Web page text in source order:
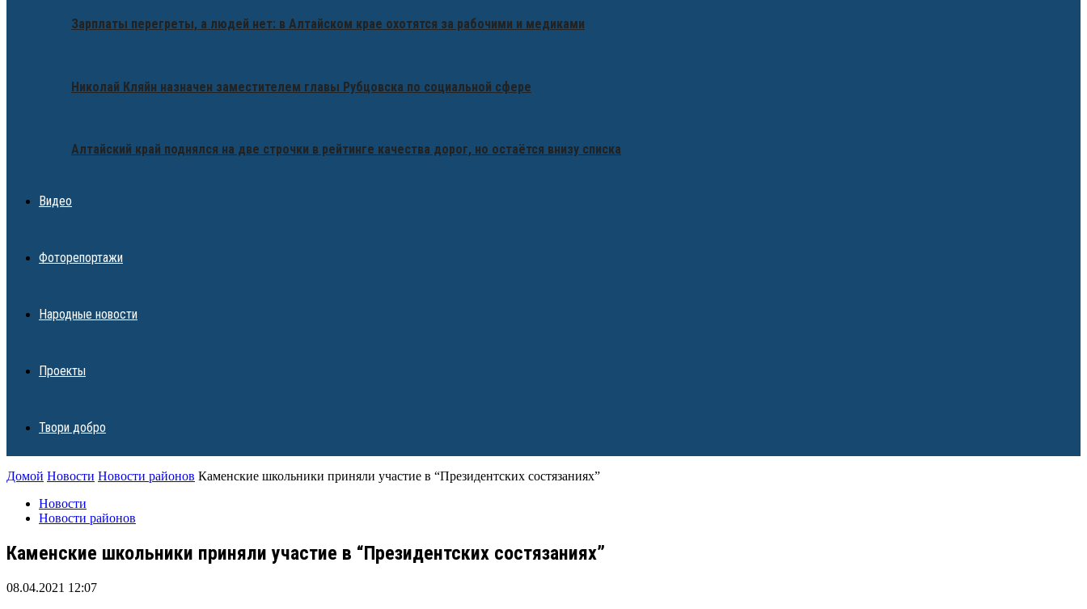
Зарплаты перегреты, а людей нет: в Алтайском крае охотятся за рабочими и медиками
Николай Кляйн назначен заместителем главы Рубцовска по социальной сфере
Алтайский край поднялся на две строчки в рейтинге качества дорог, но остаётся внизу списка
Видео
Фоторепортажи
Народные новости
Проекты
Твори добро
Домой Новости Новости районов Каменские школьники приняли участие в “Президентских состязаниях”
Новости
Новости районов
Каменские школьники приняли участие в “Президентских состязаниях”
08.04.2021 12:07